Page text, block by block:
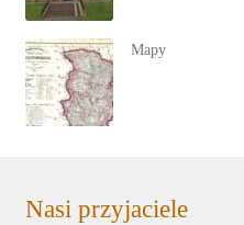
Mapy
Nasi przyjaciele